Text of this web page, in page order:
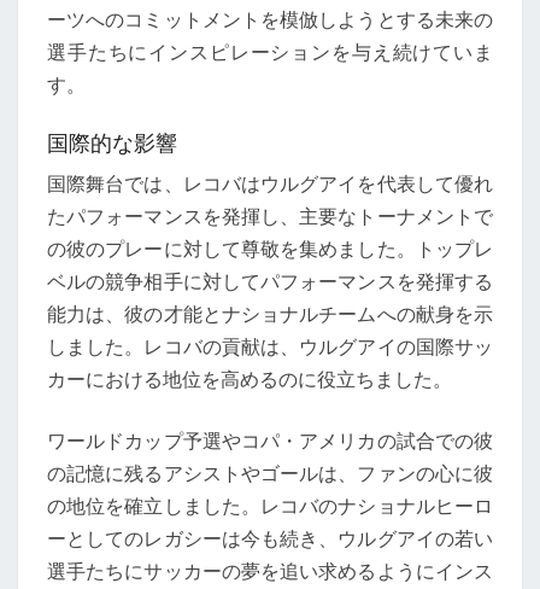
ーツへのコミットメントを模倣しようとする未来の
選手たちにインスピレーションを与え続けていま
す。
国際的な影響
国際舞台では、レコバはウルグアイを代表して優れ
たパフォーマンスを発揮し、主要なトーナメントで
の彼のプレーに対して尊敬を集めました。トップレ
ベルの競争相手に対してパフォーマンスを発揮する
能力は、彼の才能とナショナルチームへの献身を示
しました。レコバの貢献は、ウルグアイの国際サッ
カーにおける地位を高めるのに役立ちました。
ワールドカップ予選やコパ・アメリカの試合での彼
の記憶に残るアシストやゴールは、ファンの心に彼
の地位を確立しました。レコバのナショナルヒーロ
ーとしてのレガシーは今も続き、ウルグアイの若い
選手たちにサッカーの夢を追い求めるようにインス